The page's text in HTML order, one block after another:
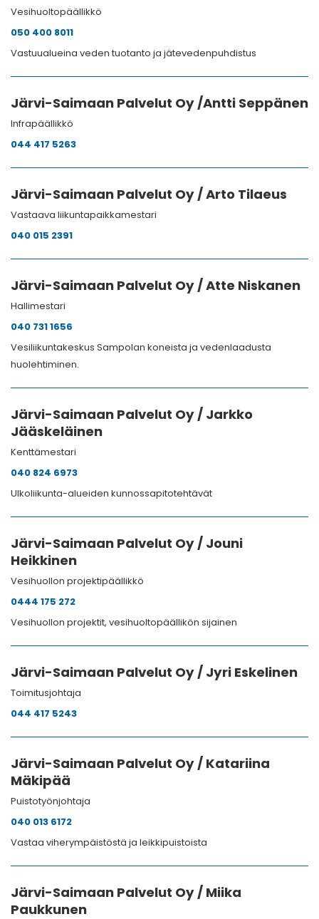
Vesihuoltopäällikkö
050 400 8011
Vastuualueina veden tuotanto ja jätevedenpuhdistus
Järvi-Saimaan Palvelut Oy /Antti Seppänen
Infrapäällikkö
044 417 5263
Järvi-Saimaan Palvelut Oy / Arto Tilaeus
Vastaava liikuntapaikkamestari
040 015 2391
Järvi-Saimaan Palvelut Oy / Atte Niskanen
Hallimestari
040 731 1656
Vesiliikuntakeskus Sampolan koneista ja vedenlaadusta
huolehtiminen.
Järvi-Saimaan Palvelut Oy / Jarkko
Jääskeläinen
Kenttämestari
040 824 6973
Ulkoliikunta-alueiden kunnossapitotehtävät
Järvi-Saimaan Palvelut Oy / Jouni
Heikkinen
Vesihuollon projektipäällikkö
0444 175 272
Vesihuollon projektit, vesihuoltopäällikön sijainen
Järvi-Saimaan Palvelut Oy / Jyri Eskelinen
Toimitusjohtaja
044 417 5243
Järvi-Saimaan Palvelut Oy / Katariina
Mäkipää
Puistotyönjohtaja
040 013 6172
Vastaa viherympäistöstä ja leikkipuistoista
Järvi-Saimaan Palvelut Oy / Miika
Paukkunen